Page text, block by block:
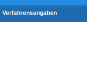
Verfahrensangaben